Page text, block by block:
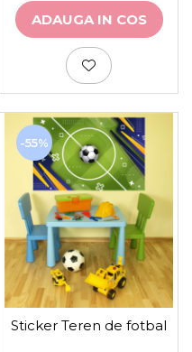
ADAUGA IN COS
-55%
Sticker Teren de fotbal